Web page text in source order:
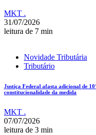
MKT .
31/07/2026
leitura de 7 min
Novidade Tributária
Tributário
Justiça Federal afasta adicional de
constitucionalidade da medida
MKT .
07/07/2026
leitura de 3 min